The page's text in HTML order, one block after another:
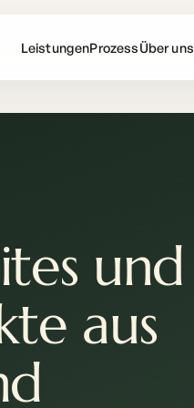
LeistungenProzessÜber uns
und
aus